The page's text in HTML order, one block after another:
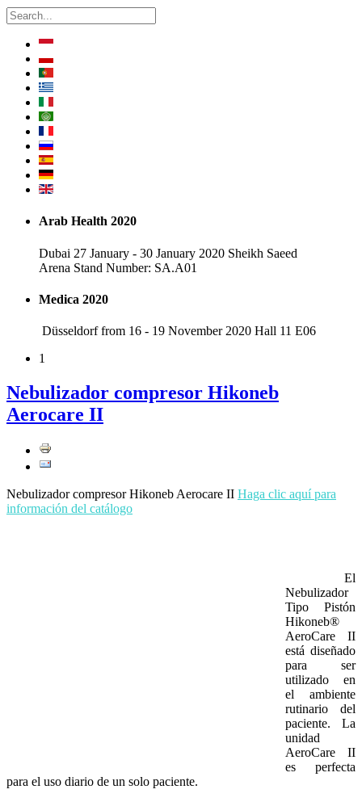
Arab Health 2020
Dubai 27 January - 30 January 2020 Sheikh Saeed
Arena Stand Number: SA.A01
Medica 2020
Düsseldorf from 16 - 19 November 2020 Hall 11 E06
1
Nebulizador compresor Hikoneb
Aerocare II
Nebulizador compresor Hikoneb Aerocare II Haga clic aquí para
información del catálogo
El
Nebulizador
Tipo Pistón
Hikoneb®
AeroCare II
está diseñado
para ser
utilizado en
el ambiente
rutinario del
paciente. La
unidad
AeroCare II
es perfecta
para el uso diario de un solo paciente.